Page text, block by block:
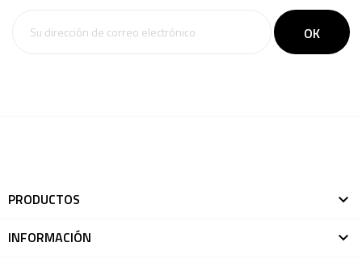
PRODUCTOS

INFORMACIÓN
